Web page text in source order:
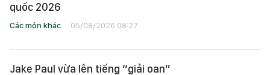
quốc 2026
Các môn khác 05/08/2026 08:27
Jake Paul vừa lên tiếng “giải oan”